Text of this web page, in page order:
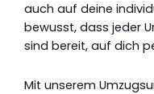
auch auf deine
bewusst, dass jeder
sind bereit, auf dich
Mit unserem